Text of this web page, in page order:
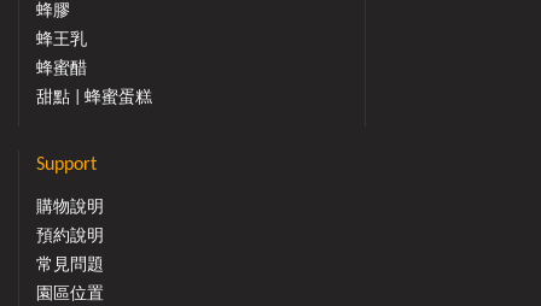
蜂膠
蜂王乳
蜂蜜醋
甜點 | 蜂蜜蛋糕
Support
購物說明
預約說明
常見問題
園區位置